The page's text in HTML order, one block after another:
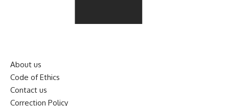
About us
Code of Ethics
Contact us
Correction Policy